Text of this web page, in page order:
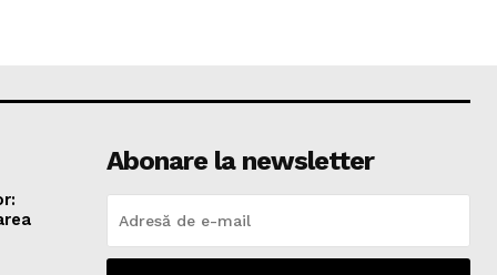
Abonare la newsletter